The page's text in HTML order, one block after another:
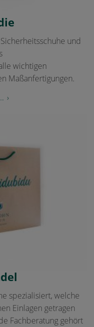
und
wichtigen
Maßanfertigungen.
spezialisiert, welche
Einlagen getragen
Fachberatung gehört